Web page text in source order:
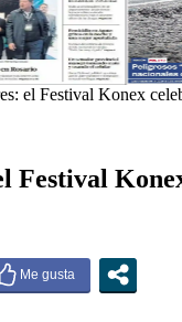
el Festival Konex
Festival